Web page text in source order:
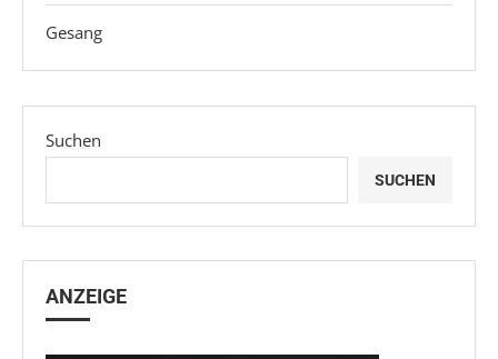
Suchen
SUCHEN
ANZEIGE
Gesang